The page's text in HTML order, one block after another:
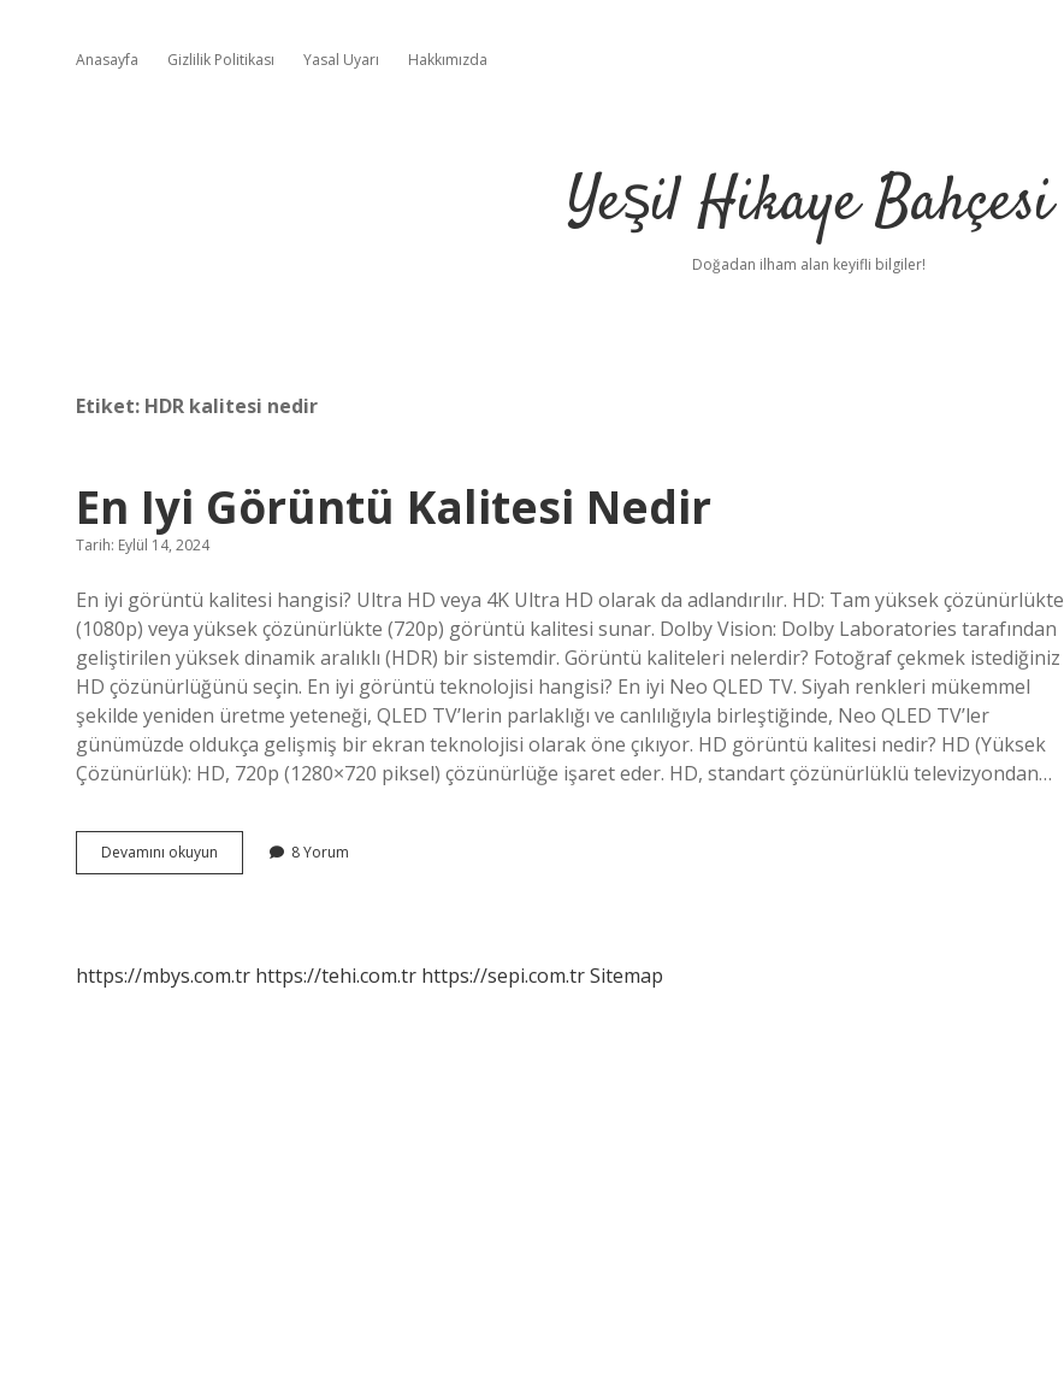
Anasayfa Gizlilik Politikası Yasal Uyarı Hakkımızda
Yeşil Hikaye Bahçesi
Doğadan ilham alan keyifli bilgiler!
Etiket: HDR kalitesi nedir
En Iyi Görüntü Kalitesi Nedir
Tarih: Eylül 14, 2024
En iyi görüntü kalitesi hangisi? Ultra HD veya 4K Ultra HD olarak da adlandırılır. HD: Tam yüksek çözünürlükte
(1080p) veya yüksek çözünürlükte (720p) görüntü kalitesi sunar. Dolby Vision: Dolby Laboratories tarafından
geliştirilen yüksek dinamik aralıklı (HDR) bir sistemdir. Görüntü kaliteleri nelerdir? Fotoğraf çekmek istediğiniz
HD çözünürlüğünü seçin. En iyi görüntü teknolojisi hangisi? En iyi Neo QLED TV. Siyah renkleri mükemmel
şekilde yeniden üretme yeteneği, QLED TV’lerin parlaklığı ve canlılığıyla birleştiğinde, Neo QLED TV’ler
günümüzde oldukça gelişmiş bir ekran teknolojisi olarak öne çıkıyor. HD görüntü kalitesi nedir? HD (Yüksek
Çözünürlük): HD, 720p (1280×720 piksel) çözünürlüğe işaret eder. HD, standart çözünürlüklü televizyondan…
Devamını okuyun
Iyi
8 Yorum
https://mbys.com.tr https://tehi.com.tr https://sepi.com.trSitemap